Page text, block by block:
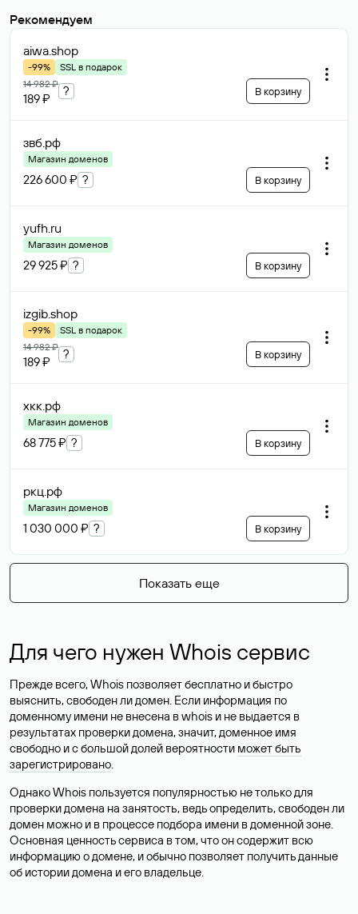
Рекомендуем
aiwa.shop
-99%
SSL в подарок
14 982 ₽
189 ₽
? В корзину
звб.рф
Магазин доменов
226 600 ₽ ? В корзину
yufh.ru
Магазин доменов
29 925 ₽ ? В корзину
izgib.shop
-99%
SSL в подарок
14 982 ₽
189 ₽
? В корзину
хкк.рф
Магазин доменов
68 775 ₽ ? В корзину
ркц.рф
Магазин доменов
1 030 000 ₽ ? В корзину
Показать еще
Для чего нужен Whois сервис
Прежде всего, Whois позволяет бесплатно и быстро
выяснить, свободен ли домен. Если информация по
доменному имени не внесена в whois и не выдается в
результатах проверки домена, значит, доменное имя
свободно и с большой долей вероятности может быть
зарегистрировано.
Однако Whois пользуется популярностью не только для
проверки домена на занятость, ведь определить, свободен ли
домен можно и в процессе подбора имени в доменной зоне.
Основная ценность сервиса в том, что он содержит всю
информацию о домене, и обычно позволяет получить данные
об истории домена и его владельце.